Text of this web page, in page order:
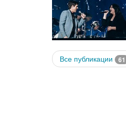
Все публикации 61